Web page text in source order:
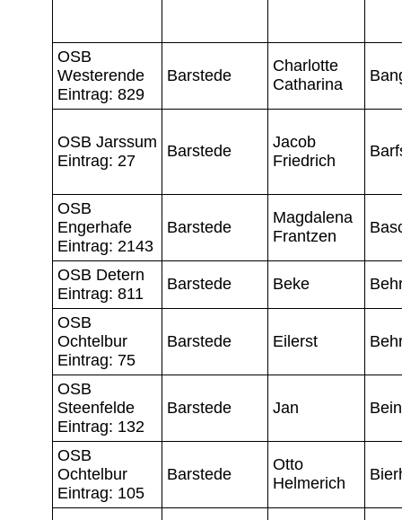
OSB
Westerende
Eintrag: 829
Barstede
Charlotte
Catharina
OSB Jarssum
Eintrag: 27
Barstede
Jacob
Friedrich
OSB
Engerhafe
Eintrag: 2143
Barstede
Magdalena
Frantzen
OSB Detern
Eintrag: 811
Barstede Beke
OSB
Ochtelbur
Eintrag: 75
Barstede Eilerst
OSB
Steenfelde
Eintrag: 132
Barstede Jan
OSB
Ochtelbur
Eintrag: 105
Barstede
Otto
Helmerich